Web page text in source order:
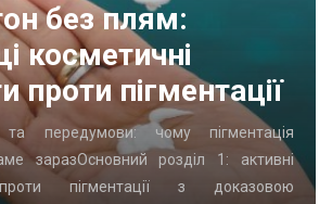
без плям:
косметичні
проти пігментації
та передумови: чому пігментація
заразОсновний розділ 1: активні
пігментації з доказовою